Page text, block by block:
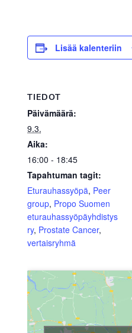
Lisää kalenteriin
TIEDOT
Päivämäärä:
9.3.
Aika:
16:00 - 18:45
Tapahtuman tagit:
Eturauhassyöpä, Peer
group, Propo Suomen
eturauhassyöpäyhdistys
ry, Prostate Cancer,
vertaisryhmä